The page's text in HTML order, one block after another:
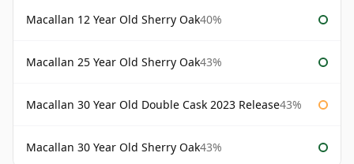
Macallan 12 Year Old Sherry Oak40%
Macallan 25 Year Old Sherry Oak43%
Macallan 30 Year Old Double Cask 2023 Release43%
Macallan 30 Year Old Sherry Oak43%